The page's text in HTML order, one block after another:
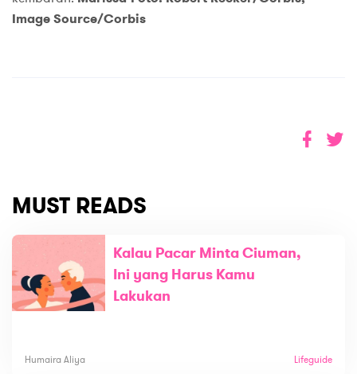
Image Source/Corbis
MUST READS
Kalau Pacar Minta Ciuman,
Ini yang Harus Kamu
Lakukan
Humaira Aliya Lifeguide